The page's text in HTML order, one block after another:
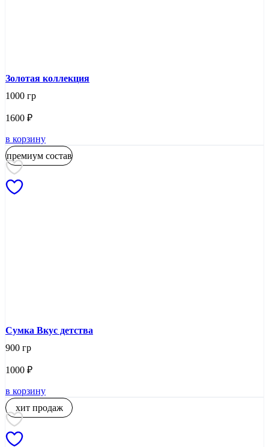
Золотая коллекция
1000 гр
1600 ₽
в корзину
премиум состав
Сумка Вкус детства
900 гр
1000 ₽
в корзину
хит продаж